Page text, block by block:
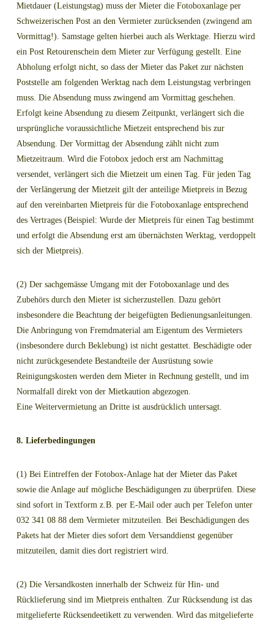
Mietdauer (Leistungstag) muss der Mieter die Fotoboxanlage per
Schweizerischen Post an den Vermieter zurücksenden (zwingend am
Vormittag!). Samstage gelten hierbei auch als Werktage. Hierzu wird
ein Post Retourenschein dem Mieter zur Verfügung gestellt. Eine
Abholung erfolgt nicht, so dass der Mieter das Paket zur nächsten
Poststelle am folgenden Werktag nach dem Leistungstag verbringen
muss. Die Absendung muss zwingend am Vormittag geschehen.
Erfolgt keine Absendung zu diesem Zeitpunkt, verlängert sich die
ursprüngliche voraussichtliche Mietzeit entsprechend bis zur
Absendung. Der Vormittag der Absendung zählt nicht zum
Mietzeitraum. Wird die Fotobox jedoch erst am Nachmittag
versendet, verlängert sich die Mietzeit um einen Tag. Für jeden Tag
der Verlängerung der Mietzeit gilt der anteilige Mietpreis in Bezug
auf den vereinbarten Mietpreis für die Fotoboxanlage entsprechend
des Vertrages (Beispiel: Wurde der Mietpreis für einen Tag bestimmt
und erfolgt die Absendung erst am übernächsten Werktag, verdoppelt
sich der Mietpreis).
(2) Der sachgemässe Umgang mit der Fotoboxanlage und des
Zubehörs durch den Mieter ist sicherzustellen. Dazu gehört
insbesondere die Beachtung der beigefügten Bedienungsanleitungen.
Die Anbringung von Fremdmaterial am Eigentum des Vermieters
(insbesondere durch Beklebung) ist nicht gestattet. Beschädigte oder
nicht zurückgesendete Bestandteile der Ausrüstung sowie
Reinigungskosten werden dem Mieter in Rechnung gestellt, und im
Normalfall direkt von der Mietkaution abgezogen.
Eine Weitervermietung an Dritte ist ausdrücklich untersagt.
8. Lieferbedingungen
(1) Bei Eintreffen der Fotobox-Anlage hat der Mieter das Paket
sowie die Anlage auf mögliche Beschädigungen zu überprüfen. Diese
sind sofort in Textform z.B. per E-Mail oder auch per Telefon unter
032 341 08 88 dem Vermieter mitzuteilen. Bei Beschädigungen des
Pakets hat der Mieter dies sofort dem Versanddienst gegenüber
mitzuteilen, damit dies dort registriert wird.
(2) Die Versandkosten innerhalb der Schweiz für Hin- und
Rücklieferung sind im Mietpreis enthalten. Zur Rücksendung ist das
mitgelieferte Rücksendeetikett zu verwenden. Wird das mitgelieferte